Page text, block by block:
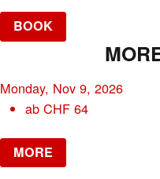
BOOK
Monday, Nov 9, 2026
abCHF 64
MORE